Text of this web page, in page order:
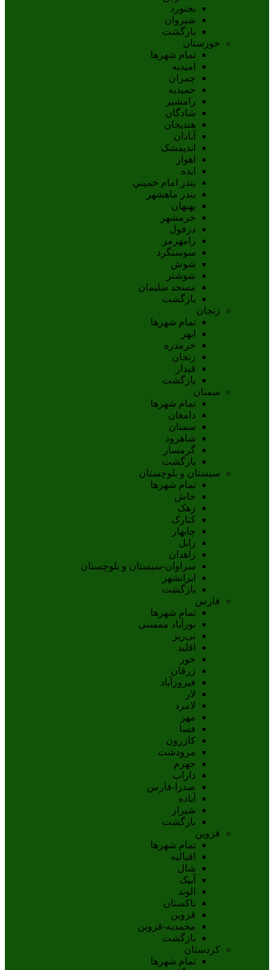
بجنورد
شيروان
بازگشت
خوزستان
تمام شهر‌ها
امیدیه
چمران
حمیدیه
رامشیر
شادگان
هندیجان
آبادان
انديمشک
اهواز
ايذه
بندر امام خميني
بندر ماهشهر
بهبهان
خرمشهر
دزفول
رامهرمز
سوسنگرد
شوش
شوشتر
مسجد سليمان
بازگشت
زنجان
تمام شهر‌ها
ابهر
خرمدره
زنجان
قيدار
بازگشت
سمنان
تمام شهر‌ها
دامغان
سمنان
شاهرود
گرمسار
بازگشت
سیستان و بلوچستان
تمام شهر‌ها
خاش
زهک
کنارک
چابهار
زابل
زاهدان
سراوان-سيستان و بلوچستان
ايرانشهر
بازگشت
فارس
تمام شهر‌ها
نورآباد ممسنی
نی‌ریز
اقلید
خور
زرقان
فیروزآباد
لار
لامرد
مهر
فسا
کازرون
مرودشت
جهرم
داراب
صدرا-فارس
آباده
شيراز
بازگشت
قزوین
تمام شهر‌ها
اقبالیه
شال
آبيک
الوند
تاکستان
قزوين
محمديه-قزوين
بازگشت
کردستان
تمام شهر‌ها